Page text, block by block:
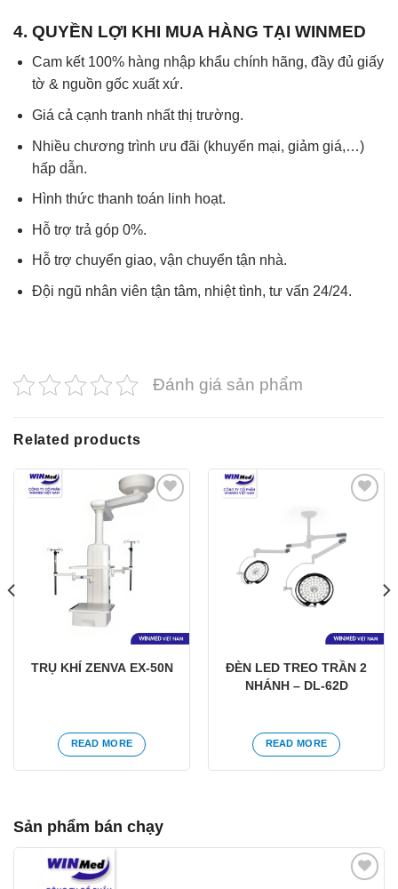
4. QUYỀN LỢI KHI MUA HÀNG TẠI WINMED
Cam kết 100% hàng nhập khẩu chính hãng, đầy đủ giấy
tờ & nguồn gốc xuất xứ.
Giá cả cạnh tranh nhất thị trường.
Nhiều chương trình ưu đãi (khuyến mại, giảm giá,…)
hấp dẫn.
Hình thức thanh toán linh hoạt.
Hỗ trợ trả góp 0%.
Hỗ trợ chuyển giao, vận chuyển tận nhà.
Đội ngũ nhân viên tận tâm, nhiệt tình, tư vấn 24/24.
Đánh giá sản phẩm
Related products
TRỤ KHÍ ZENVA EX-50N
READ MORE
ĐÈN LED TREO TRẦN 2
NHÁNH – DL-62D
READ MORE
Sản phẩm bán chạy